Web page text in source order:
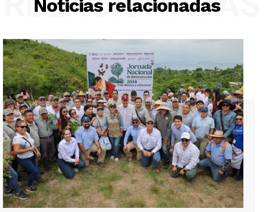
Noticias relacionadas